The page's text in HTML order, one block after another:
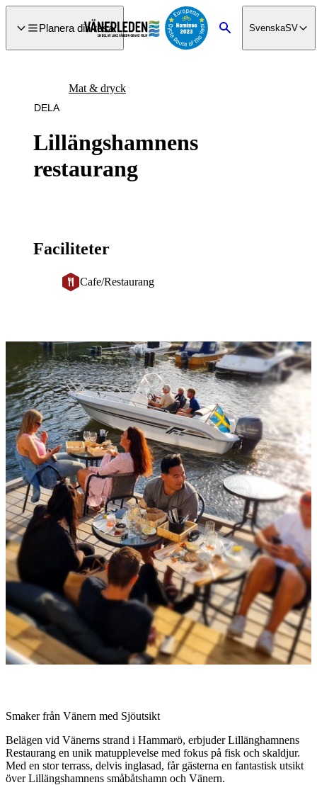
till
Planera din resa
Sök SvenskaSV
Lillängshamnens
restaurang
Mat & dryck
DELA
Faciliteter
Cafe/Restaurang
Bildspel
med
bilder
Beskrivning
Smaker från Vänern med Sjöutsikt
Belägen vid Vänerns strand i Hammarö, erbjuder Lillänghamnens
Restaurang en unik matupplevelse med fokus på fisk och skaldjur.
Med en stor terrass, delvis inglasad, får gästerna en fantastisk utsikt
över Lillängshamnens småbåtshamn och Vänern.